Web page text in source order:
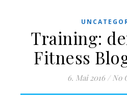
Training:
Fitness
6. Mai 2016 / No